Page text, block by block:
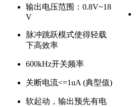
输出电压范围：0.8V~18
V
脉冲跳跃模式使得轻载
下高效率
600kHz开关频率
关断电流<=1uA (典型值)
软起动，输出预先有电